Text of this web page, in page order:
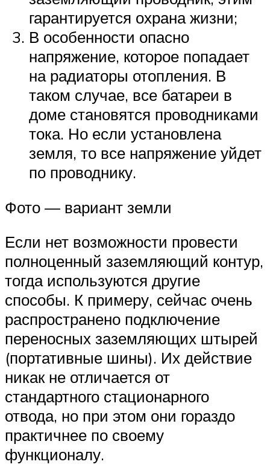
гарантируется охрана жизни;
В особенности опасно
напряжение, которое попадает
на радиаторы отопления. В
таком случае, все батареи в
доме становятся проводниками
тока. Но если установлена
земля, то все напряжение уйдет
по проводнику.
Фото — вариант земли
Если нет возможности провести
полноценный заземляющий контур,
тогда используются другие
способы. К примеру, сейчас очень
распространено подключение
переносных заземляющих штырей
(портативные шины). Их действие
никак не отличается от
стандартного стационарного
отвода, но при этом они гораздо
практичнее по своему
функционалу.